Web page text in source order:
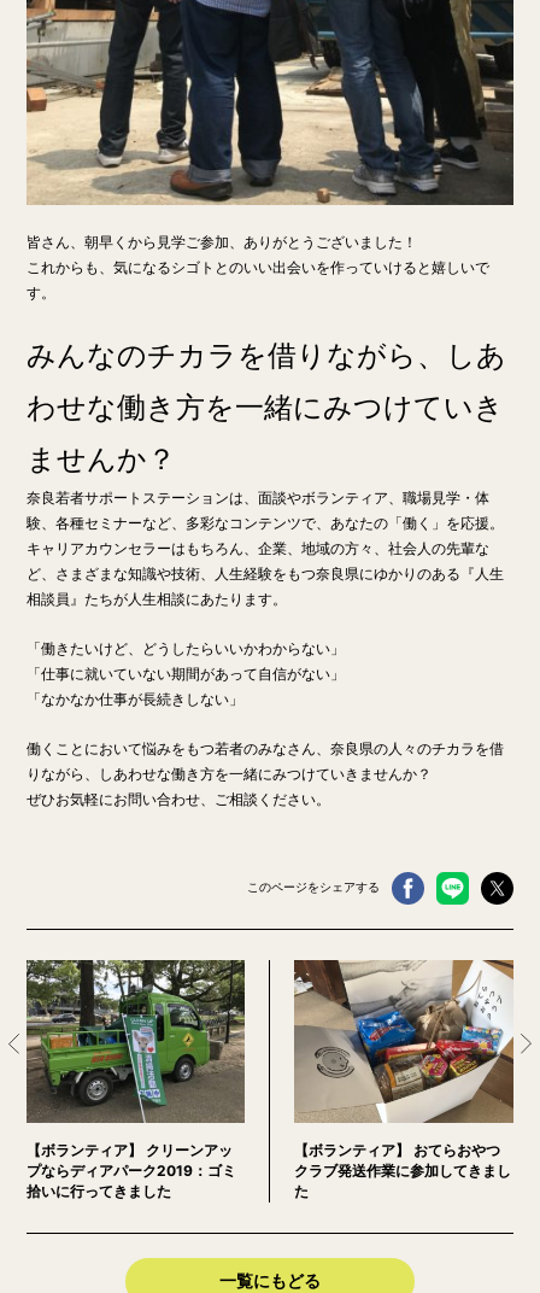
皆さん、朝早くから見学ご参加、ありがとうございました！
これからも、気になるシゴトとのいい出会いを作っていけると嬉しいで
す。
みんなのチカラを借りながら、しあ
わせな働き方を一緒にみつけていき
ませんか？
奈良若者サポートステーションは、面談やボランティア、職場見学・体
験、各種セミナーなど、多彩なコンテンツで、あなたの「働く」を応援。
キャリアカウンセラーはもちろん、企業、地域の方々、社会人の先輩な
ど、さまざまな知識や技術、人生経験をもつ奈良県にゆかりのある『人生
相談員』たちが人生相談にあたります。
「働きたいけど、どうしたらいいかわからない」
「仕事に就いていない期間があって自信がない」
「なかなか仕事が長続きしない」
働くことにおいて悩みをもつ若者のみなさん、奈良県の人々のチカラを借
りながら、しあわせな働き方を一緒にみつけていきませんか？
ぜひお気軽にお問い合わせ、ご相談ください。
このページをシェアする
【ボランティア】 クリーンアッ
プならディアパーク2019：ゴミ
拾いに行ってきました
【ボランティア】 おてらおやつ
クラブ発送作業に参加してきまし
た
一覧にもどる